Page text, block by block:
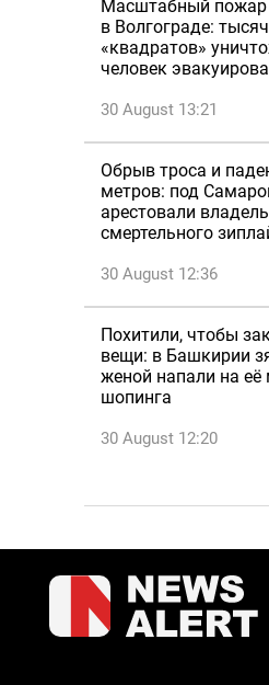
Масштабный пожар
в Волгограде:
«квадратов»
человек
30 August 13:21
Обрыв троса и
метров: под
арестовали
смертельного
30 August 12:36
Похитили, чтобы
вещи: в Башкирии
женой напали на её
шопинга
30 August 12:20